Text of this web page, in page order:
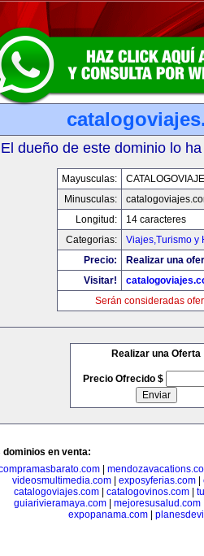
El dueño de este dominio lo
Mayusculas:
Minusculas:
Longitud:
14 caracteres
Categorias:
Viajes,Turismo y
Precio:
Realizar una
Visitar!
Serán consideradas
Realizar una Oferta
Precio Ofrecido $
dominios en venta:
|
videosmultimedia.com
exposyferias.com
catalogoviajes.com| catalogovinos.com|
guiarivieramaya.com
mejoresusalud.com
expopanama.com